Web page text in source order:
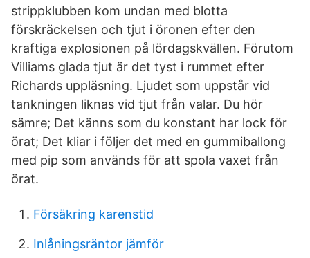
strippklubben kom undan med blotta
förskräckelsen och tjut i öronen efter den
kraftiga explosionen på lördagskvällen. Förutom
Villiams glada tjut är det tyst i rummet efter
Richards uppläsning. Ljudet som uppstår vid
tankningen liknas vid tjut från valar. Du hör
sämre; Det känns som du konstant har lock för
örat; Det kliar i följer det med en gummiballong
med pip som används för att spola vaxet från
örat.
Försäkring karenstid
Inlåningsräntor jämför